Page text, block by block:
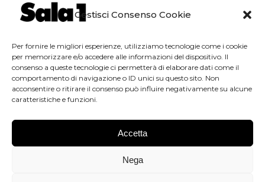
Gestisci Consenso Cookie
Per fornire le migliori esperienze, utilizziamo tecnologie come i cookie
per memorizzare e/o accedere alle informazioni del dispositivo. Il
consenso a queste tecnologie ci permetterà di elaborare dati come il
comportamento di navigazione o ID unici su questo sito. Non
acconsentire o ritirare il consenso può influire negativamente su alcune
caratteristiche e funzioni.
Accetta
Nega